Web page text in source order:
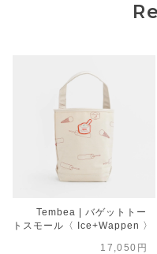
Tembea | バゲットトー
トスモール〈 Ice+Wappen 〉
17,050円